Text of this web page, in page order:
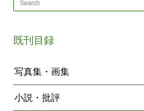
既刊目録
写真集・画集
小説・批評